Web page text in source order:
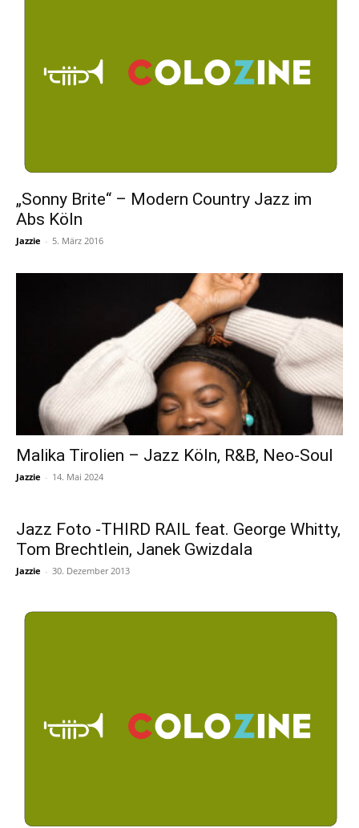
„Sonny Brite“ – Modern Country Jazz im
Abs Köln
Jazzie - 5. März 2016
Malika Tirolien – Jazz Köln, R&B, Neo-Soul
Jazzie - 14. Mai 2024
Jazz Foto -THIRD RAIL feat. George Whitty,
Tom Brechtlein, Janek Gwizdala
Jazzie - 30. Dezember 2013